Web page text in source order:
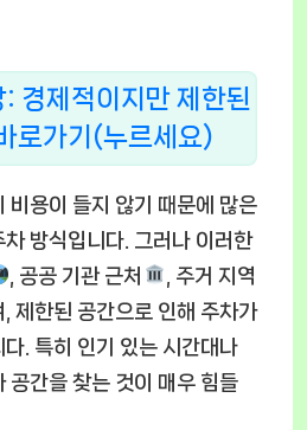
경제적이지만 제한된
로가기(누르세요)
비용이 들지 않기 때문에 많은
방식입니다. 그러나 이러한
, 공공 기관 근처
, 주거 지역
제한된 공간으로 인해 주차가
. 특히 인기 있는 시간대나
공간을 찾는 것이 매우 힘들